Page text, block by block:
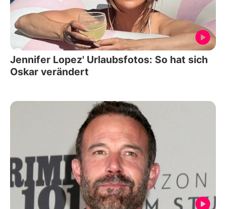
Jennifer Lopez' Urlaubsfotos: So hat sich
Oskar verändert